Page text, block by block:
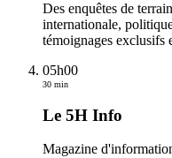
Des enquêtes de
internationale,
témoignages exclusifs
05h00
30 min
Le 5H Info
Magazine